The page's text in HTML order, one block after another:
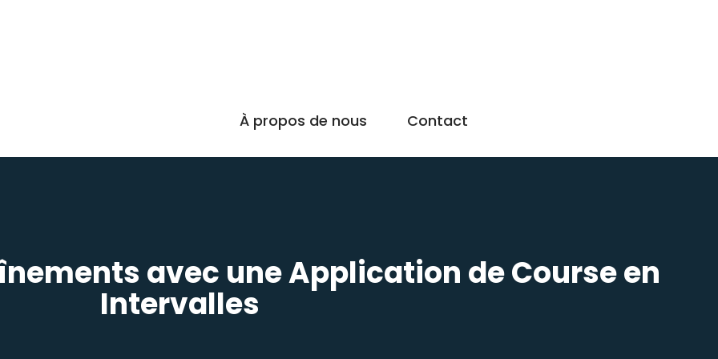
À propos de nous Contact
avec une Application de Course en
Intervalles